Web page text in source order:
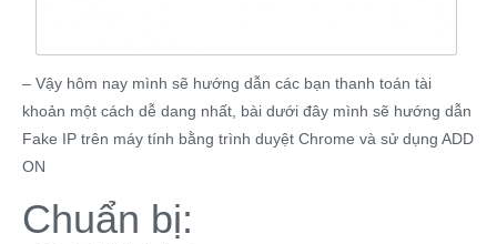
– Vậy hôm nay mình sẽ hướng dẫn các bạn thanh toán tài
khoản một cách dễ dang nhất, bài dưới đây mình sẽ hướng dẫn
Fake IP trên máy tính bằng trình duyệt Chrome và sử dụng ADD
ON
Chuẩn bị: